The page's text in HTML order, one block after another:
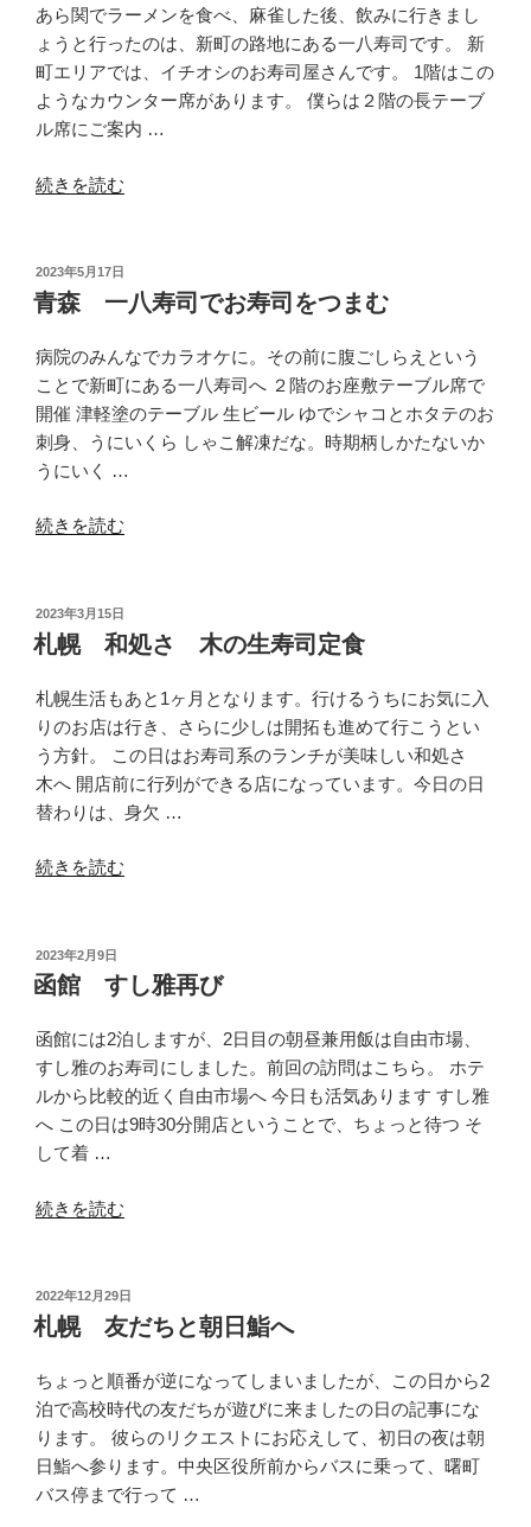
サ
ク
ッ
と
飲
の
あら関でラーメンを食べ、麻雀した後、飲みに行きまし
ょうと行ったのは、新町の路地にある一八寿司です。 新
町エリアでは、イチオシのお寿司屋さんです。 1階はこの
ようなカウンター席があります。 僕らは２階の長テーブ
ル席にご案内 …
“青
八
寿
で
宴
会”
の
続きを読む
投
稿
日:
2023年5月17日
青森 一八寿司でお寿司をつまむ
病院のみんなでカラオケに。その前に腹ごしらえという
ことで新町にある一八寿司へ ２階のお座敷テーブル席で
開催 津軽塗のテーブル 生ビール ゆでシャコとホタテのお
刺身、うにいくら しゃこ解凍だな。時期柄しかたないか
うにいく …
“青
八
寿
で
お
寿
司
を
ま
続きを読む
投
稿
日:
2023年3月15日
札幌 和処さゝ木の生寿司定食
札幌生活もあと1ヶ月となります。行けるうちにお気に入
りのお店は行き、さらに少しは開拓も進めて行こうとい
う方針。 この日はお寿司系のランチが美味しい和処さゝ
木へ 開店前に行列ができる店になっています。今日の日
替わりは、身欠 …
“札
処
さゝ
の
生
寿
司
定
の
続きを読む
投
稿
日:
2023年2月9日
函館 すし雅再び
函館には2泊しますが、2日目の朝昼兼用飯は自由市場、
すし雅のお寿司にしました。前回の訪問はこちら。 ホテ
ルから比較的近く自由市場へ 今日も活気あります すし雅
へ この日は9時30分開店ということで、ちょっと待つ そ
して着 …
“函
し
雅
び”
の
続きを読む
投
稿
日:
2022年12月29日
札幌 友だちと朝日鮨へ
ちょっと順番が逆になってしまいましたが、この日から2
泊で高校時代の友だちが遊びに来ましたの日の記事にな
ります。 彼らのリクエストにお応えして、初日の夜は朝
日鮨へ参ります。中央区役所前からバスに乗って、曙町
バス停まで行って …